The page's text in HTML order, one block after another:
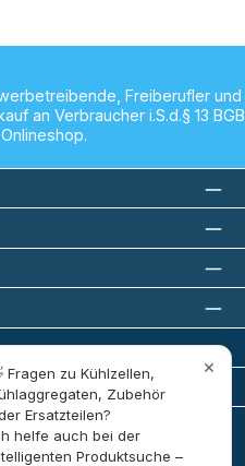
Freiberufler und
an Verbraucher i.S.d.§ 13 BGB
anfragen
Wissenswertes Über uns
Fragen zu Kühlzellen,
Zubehör
Ersatzteilen?
helfe auch bei der
Produktsuche –
×